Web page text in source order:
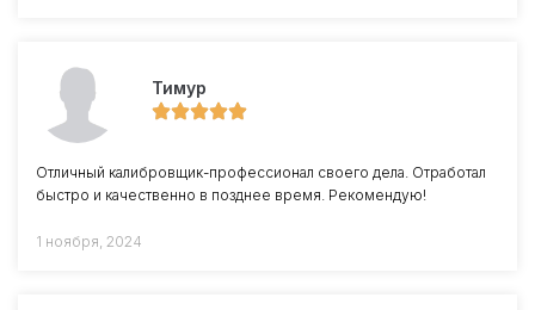
Тимур
Отличный калибровщик-профессионал своего дела. Отработал
быстро и качественно в позднее время. Рекомендую!
1 ноября, 2024